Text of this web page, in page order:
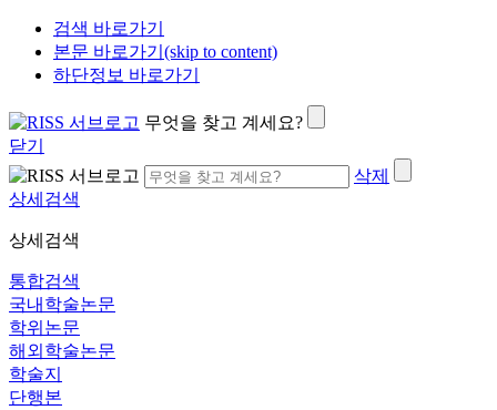
검색 바로가기
본문 바로가기(skip to content)
하단정보 바로가기
무엇을 찾고 계세요?
닫기
삭제
상세검색
상세검색
통합검색
국내학술논문
학위논문
해외학술논문
학술지
단행본